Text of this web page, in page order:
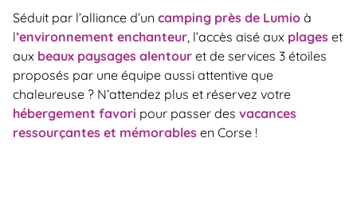
Séduit par l’alliance d’un camping près de Lumio à
l’environnement enchanteur, l’accès aisé aux plages et
aux beaux paysages alentour et de services 3 étoiles
proposés par une équipe aussi attentive que
chaleureuse ? N’attendez plus et réservez votre
hébergement favori pour passer des vacances
ressourçantes et mémorables en Corse !